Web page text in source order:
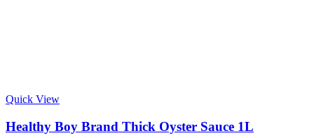
Quick View
Healthy Boy Brand Thick Oyster Sauce 1L